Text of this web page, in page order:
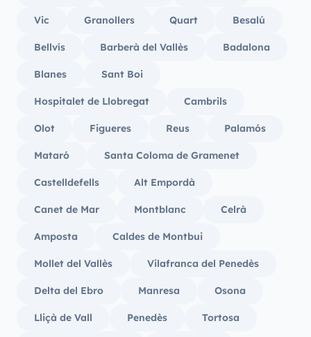
Vic Granollers Quart Besalú
Bellvís Barberà del Vallès Badalona
Blanes Sant Boi
Hospitalet de Llobregat Cambrils
Olot Figueres Reus Palamós
Mataró Santa Coloma de Gramenet
Castelldefells Alt Empordà
Canet de Mar Montblanc Celrà
Amposta Caldes de Montbui
Mollet del Vallès Vilafranca del Penedès
Delta del Ebro Manresa Osona
Lliçà de Vall Penedès Tortosa